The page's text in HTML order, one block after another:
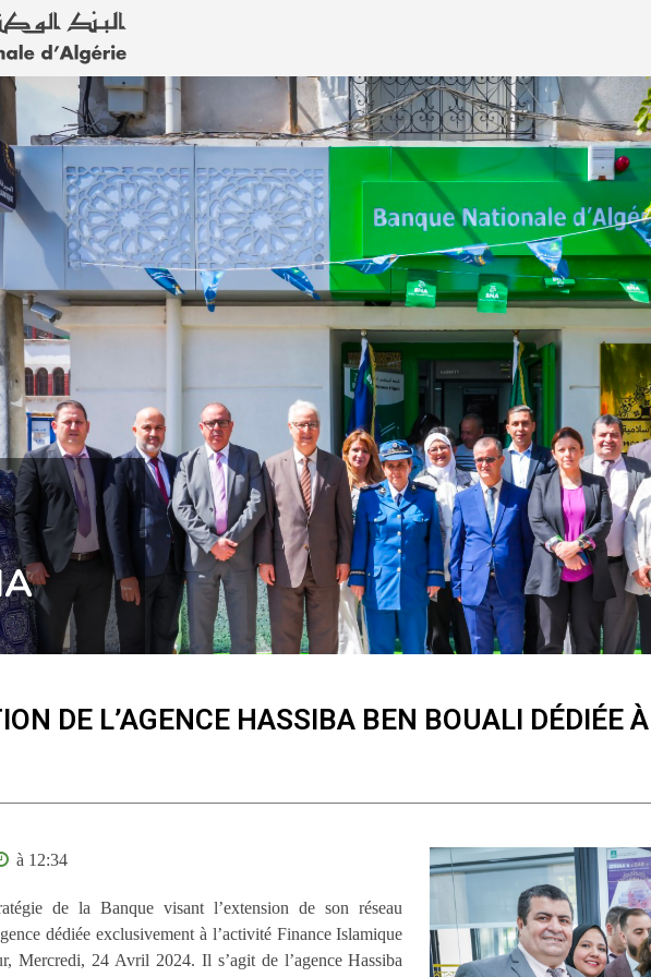
DE L’AGENCE HASSIBA BEN BOUALI DÉDIÉE
à 12:34
de la Banque visant l’extension de son réseau
dédiée exclusivement à l’activité Finance Islamique
Mercredi, 24 Avril 2024. Il s’agit de l’agence Hassiba